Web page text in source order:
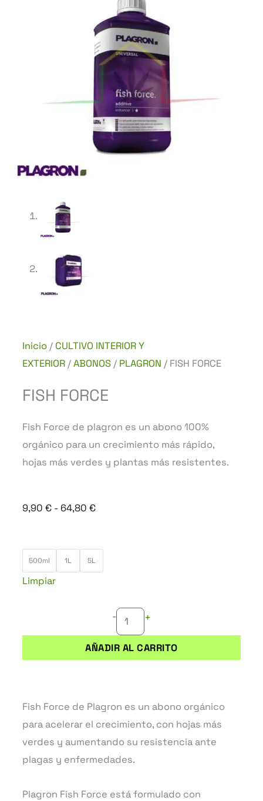
Inicio / CULTIVO INTERIOR Y
EXTERIOR /ABONOS / PLAGRON / FISH FORCE
FISH FORCE
Fish Force de plagron es un abono 100%
orgánico para un crecimiento más rápido,
hojas más verdes y plantas más resistentes.
9,90 € - 64,80 €Rango
desde
64,80 €
500ml 1L 5L
Limpiar
- +
AÑADIR AL CARRITO
Fish Force de Plagron es un abono orgánico
para acelerar el crecimiento, con hojas más
verdes y aumentando su resistencia ante
plagas y enfermedades.
Plagron Fish Force está formulado con